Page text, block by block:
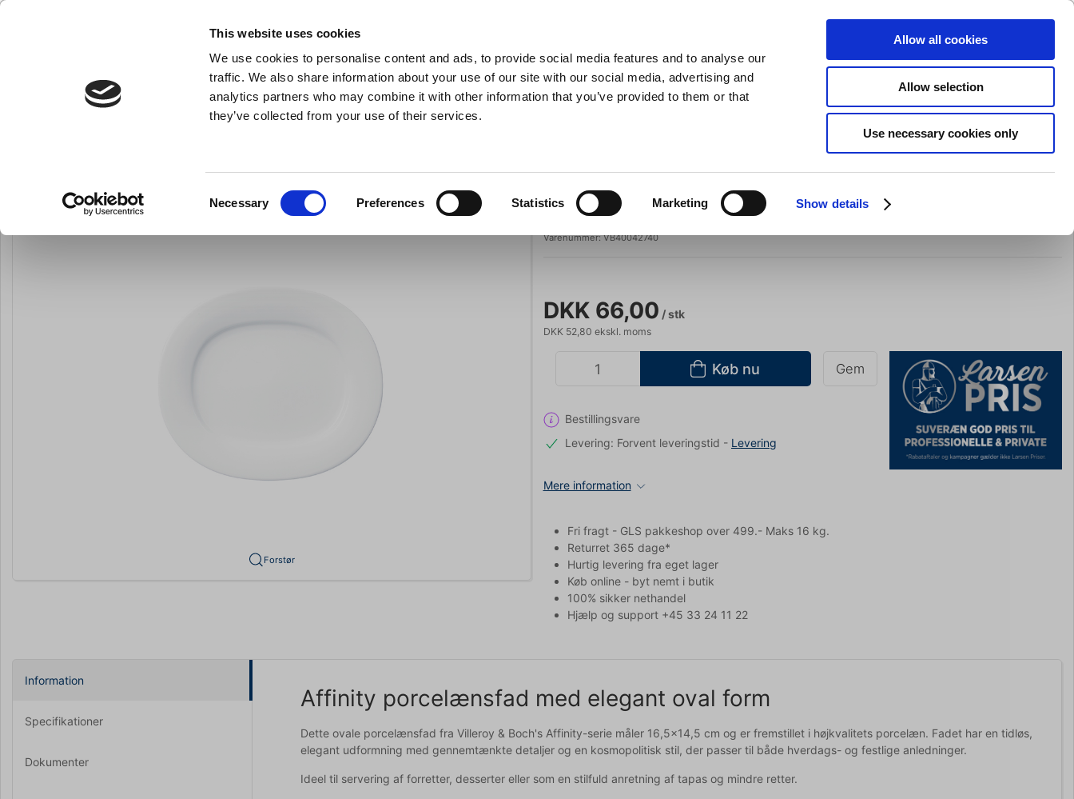
This website uses cookies
We use cookies to personalise content and ads, to provide social media features and to analyse our
traffic. We also share information about your use of our site with our social media, advertising and
analytics partners who may combine it with other information that you’ve provided to them or that
they’ve collected from your use of their services.
Necessary Preferences Statistics Marketing Show details
Allow all cookies
Allow selection
Use necessary cookies only
- Køkkenudstyr til professionelle og entusiaster Søg Indkøbskurv (0)
Køkkenredskaber Gryder & Pander Grill Barudstyr Tilbud Brands Slibning
LARSEN PRIS
Forstør
Villeroy & Boch
Affinity Fad oval 165 x 145 mm
Varenummer:VB40042740
DKK 66,00 / stk
DKK 52,80 ekskl. moms
Køb nu Gem
Bestillingsvare
Levering: Forvent leveringstid - Levering
Mere information
Fri fragt - GLS pakkeshop over 499.- Maks 16 kg.
Returret 365 dage*
Hurtig levering fra eget lager
Køb online - byt nemt i butik
100% sikker nethandel
Hjælp og support +45 33 24 11 22
Information
Specifikationer
Dokumenter
Affinity porcelænsfad med elegant oval form
Dette ovale porcelænsfad fra Villeroy & Boch's Affinity-serie måler 16,5x14,5 cm og er fremstillet i højkvalitets porcelæn. Fadet har en tidløs,
elegant udformning med gennemtænkte detaljer og en kosmopolitisk stil, der passer til både hverdags- og festlige anledninger.
Ideel til servering af forretter, desserter eller som en stilfuld anretning af tapas og mindre retter.